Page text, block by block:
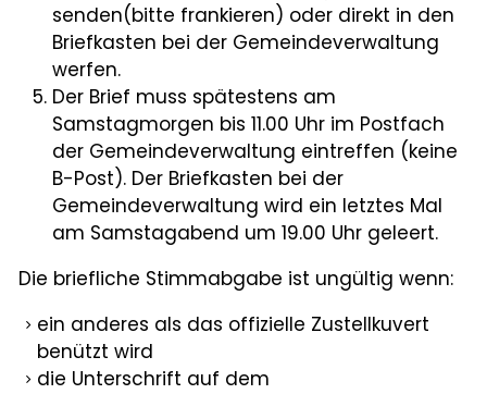
senden(bitte frankieren) oder direkt in den
Briefkasten bei der Gemeindeverwaltung
werfen.
Der Brief muss spätestens am
Samstagmorgen bis 11.00 Uhr im Postfach
der Gemeindeverwaltung eintreffen (keine
B-Post). Der Briefkasten bei der
Gemeindeverwaltung wird ein letztes Mal
am Samstagabend um 19.00 Uhr geleert.
Die briefliche Stimmabgabe ist ungültig wenn:
ein anderes als das offizielle Zustellkuvert
benützt wird
die Unterschrift auf dem